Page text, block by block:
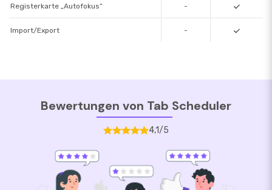
Registerkarte „Autofokus“ -
Import/Export -
Bewertungen von Tab Scheduler
4,1/5